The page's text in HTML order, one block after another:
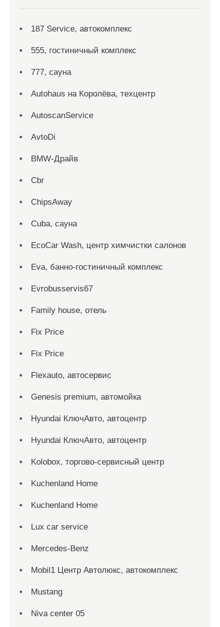
187 Service, автокомплекс
555, гостиничный комплекс
777, сауна
Autohaus на Королёва, техцентр
AutoscanService
AvtoDi
BMW-Драйв
Cbr
ChipsAway
Cuba, сауна
EcoCar Wash, центр химчистки салонов
Eva, банно-гостиничный комплекс
Evrobusservis67
Family house, отель
Fix Price
Fix Price
Flexauto, автосервис
Genesis premium, автомойка
Hyundai КлючАвто, автоцентр
Hyundai КлючАвто, автоцентр
Kolobox, торгово-сервисный центр
Kuchenland Home
Kuchenland Home
Lux car service
Mercedes-Benz
Mobil1 Центр Автолюкс, автокомплекс
Mustang
Niva center 05